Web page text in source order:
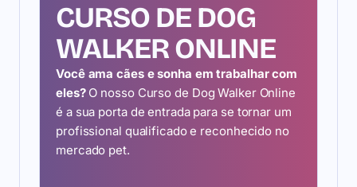
CURSO DE DOG
WALKER ONLINE
Você ama cães e sonha em trabalhar com
eles?O nosso Curso de Dog Walker Online
é a sua porta de entrada para se tornar um
profissional qualificado e reconhecido no
mercado pet.